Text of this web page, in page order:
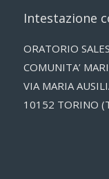
Intestazione
ORATORIO
COMUNITA’
VIA MARIA
10152 TORINO